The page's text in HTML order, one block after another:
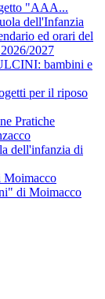
"AAA...
dell'Infanzia
ed orari del
2027
bambini e
per il riposo
Pratiche
dell'infanzia di
Moimacco
di Moimacco